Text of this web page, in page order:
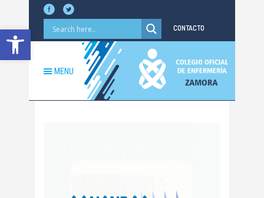
Abrir barra de herramientas CONTACTO
MENU